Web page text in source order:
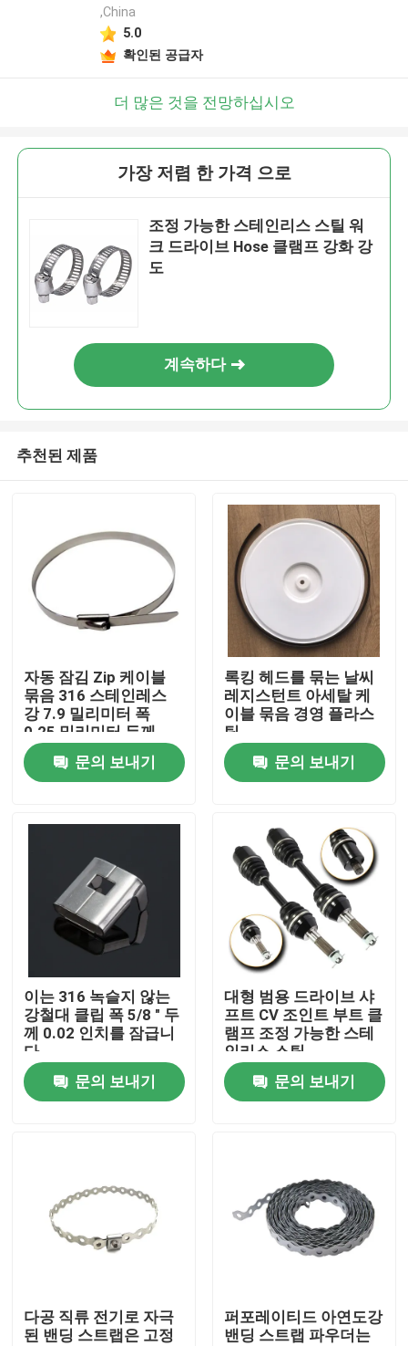
제품 소개
동영상
회사 소개
공장 투어
품질 관리
견적 요청
나일론 케이블 묶음
,China
5.0
확인된 공급자
더 많은 것을 전망하십시오
가장 저렴 한 가격 으로
조정 가능한 스테인리스 스틸 워
크 드라이브 Hose 클램프 강화 강
도
계속하다
추천된 제품
자동 잠김 Zip 케이블
묶음 316 스테인레스
강 7.9 밀리미터 폭
0.25 밀리미터 두께
문의 보내기
록킹 헤드를 묶는 날씨
레지스턴트 아세탈 케
이블 묶음 경영 플라스
틱
문의 보내기
이는 316 녹슬지 않는
강철대 클립 폭 5/8 " 두
께 0.02 인치를 잠급니
다
문의 보내기
대형 범용 드라이브 샤
프트 CV 조인트 부트 클
램프 조정 가능한 스테
인리스 스틸
문의 보내기
다공 직류 전기로 자극
된 밴딩 스트랩은 고정
퍼포레이티드 아연도강
밴딩 스트랩 파우더는